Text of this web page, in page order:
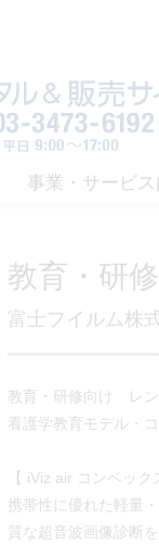
事業・サービ
パッケージプラン | 富士フ
教育・研
富士フイルム株
教育・研修向け レ
看護学教育モデル・
【 iViz air コンベッ
携帯性に優れた軽量
質な超音波画像診断